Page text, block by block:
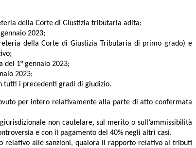
della Corte di Giustizia tributaria adita;
2023;
della Corte di Giustizia Tributaria di primo grado) e
1° gennaio 2023;
2023;
tutti i precedenti gradi di giudizio.
per intero relativamente alla parte di atto confermata
non cautelare, sul merito o sull’ammissibilità
e con il pagamento del 40% negli altri casi.
relativo alle sanzioni, qualora il rapporto relativo ai tributi